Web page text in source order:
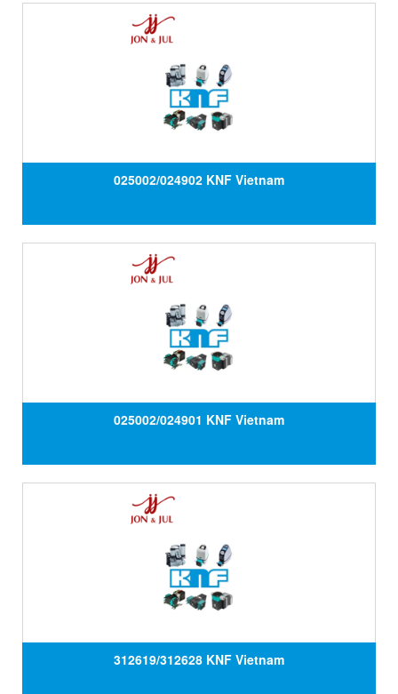
025002/024902 KNF Vietnam
025002/024901 KNF Vietnam
312619/312628 KNF Vietnam